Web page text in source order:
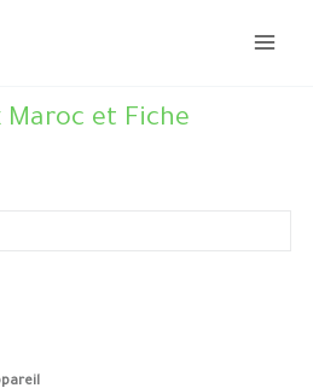
Maroc et Fiche